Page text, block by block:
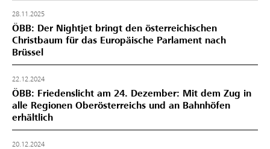
28.11.2025
ÖBB: Der Nightjet bringt den österreichischen
Christbaum für das Europäische Parlament nach
Brüssel
22.12.2024
ÖBB: Friedenslicht am 24. Dezember: Mit dem Zug in
alle Regionen Oberösterreichs und an Bahnhöfen
erhältlich
20.12.2024